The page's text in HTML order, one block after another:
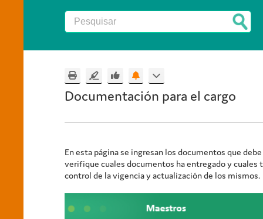
Documentación para el cargo
En esta página se ingresan los documentos que
verifique cuales documentos ha entregado y
control de la vigencia y actualización de los mismos.